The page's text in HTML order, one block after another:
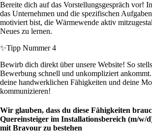
Bereite dich auf das Vorstellungsgespräch vor!
das Unternehmen und die spezifischen
motiviert bist, die Wärmewende aktiv
Neues zu lernen.
✨Tipp Nummer 4
Bewirb dich direkt über unsere Website! So
Bewerbung schnell und unkompliziert
deine handwerklichen Fähigkeiten und deine
kommunizieren!
Wir glauben, dass du diese Fähigkeiten
Quereinsteiger im Installationsbereich (m/w/
mit Bravour zu bestehen